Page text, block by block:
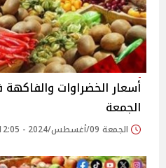
الجمعة
الجمعة 09/أغسطس/2024 - 12:05 م